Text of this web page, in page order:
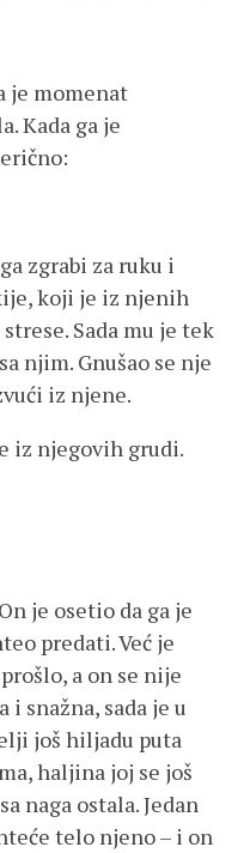
je momenat
Kada ga je
zgrabi za ruku i
koji je iz njenih
Sada mu je tek
njim. Gnušao se nje
iz njene.
iz njegovih grudi.
je osetio da ga je
predati. Već je
a on se nije
snažna, sada je u
još hiljadu puta
haljina joj se još
naga ostala. Jedan
telo njeno – i on